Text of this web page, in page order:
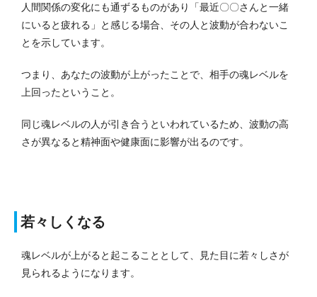
人間関係の変化にも通ずるものがあり「最近〇〇さんと一緒
にいると疲れる」と感じる場合、その人と波動が合わないこ
とを示しています。
つまり、あなたの波動が上がったことで、相手の魂レベルを
上回ったということ。
同じ魂レベルの人が引き合うといわれているため、波動の高
さが異なると精神面や健康面に影響が出るのです。
若々しくなる
魂レベルが上がると起こることとして、見た目に若々しさが
見られるようになります。